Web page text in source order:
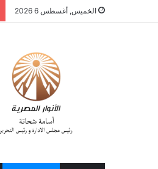
الخميس, أغسطس 6 2026